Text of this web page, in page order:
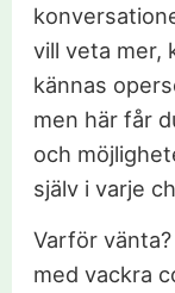
vill veta mer,
kännas
men här får
och
själv i varje
Varför
med vackra